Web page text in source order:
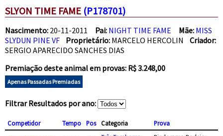
SLYON TIME FAME (P178701)
Nascimento: 20-11-2011 Pai: NIGHT TIME FAME Mãe: MISS
SLYDUN PINE VF
Proprietário: MARCELO HERCOLIN Criador:
SERGIO APARECIDO SANCHES DIAS
Premiação deste animal em provas: R$ 3.248,00
Apenas Passadas Premiadas
Filtrar Resultados por ano:
Competidor Tempo Pos Categoria Prova